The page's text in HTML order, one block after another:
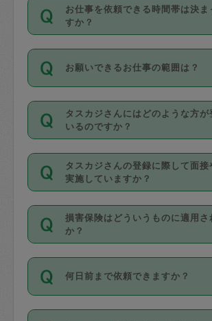
丈夫です。
デビットカード・プリペイドカ
リカ、au WALLETなど）は支
銀行振込や現金払いも対応して
なお、タスカジさんの交通費も
金のご請求と合わせてお支払い
動計算で表示されます。
定期の最低利用回数は設けてい
りに、一定数を超えたキャン
（例：毎週定期の場合は３回
ンセルが有償（1200円、隔週定
は２回以上のキャンセルが有償
料金のご請求と合わせてお支払
ます。交通費の金額は「依頼
お仕事を依頼できる時間帯は決ま
すか？
時間帯は3種類あります。いず
たり３時間です。
・ＡＭ ９時～１２時
・ＰＭ １３時～１６時
・夜 １８時～２１時
開始時間を２時間前後変更する
能です。依頼送信後、個別に
んにメッセージを送り調整して
い。ただし、２時間を越えての
時間も被らない場合、損害保険
お願いできるお仕事の範囲は？
掃除、整理収納、洗濯、買い
作り置きです。タスカジさんに
きる仕事の範囲が異なります
する前にタスカジさんのプロフ
確認してください。
基本的に、高所での作業や危
外での作業は対象外です。
タスカジさんにはどのような方が
いるのですか？
主婦として長年の家事経験を
方、栄養士・調理師といった資
育園や学校の給食やレストラ
係の専門職に従事されていた方
すでにハウスキーパーや英語の
てお仕事をしているフィリピ
社員など様々なバックグラウン
登録しています。
タスカジさんの登録に際して面接
実施していますか？
応募の際に、各自事務局との
を行っています。その後、身分
写真提出をしていただいてい
確認しています。タスカジさん
ング動画を使ったセルフトレ
損害保険はどういうものに適用さ
か？
依頼者とタスカジさんとの間
を通して成立した作業時間内で
適用されます。作業範囲は、
何日前まで依頼できますか？
ご依頼は、現在を起点に3日後